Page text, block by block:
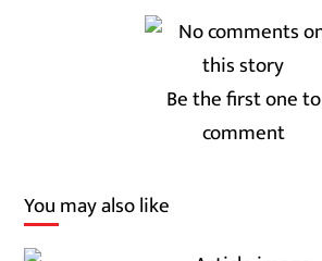
Be the first one to
comment
You may also like